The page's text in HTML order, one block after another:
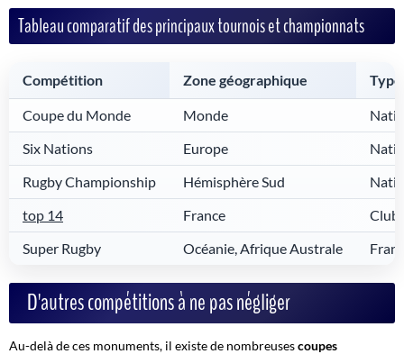
Tableau comparatif des principaux tournois et championnats
Compétition Zone géographique Type
Coupe du Monde Monde
Six Nations
Europe
Rugby Championship
Hémisphère Sud
top 14
France
Super Rugby
Océanie, Afrique Australe
D'autres compétitions à ne pas négliger
Au-delà de ces monuments, il existe de nombreusescoupes